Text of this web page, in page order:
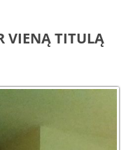
VIENĄ TITULĄ